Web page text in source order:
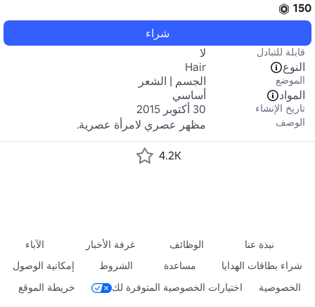
150
شراء
قابلة للتبادل
لا
النوع
Hair
الموضع
الجسم | الشعر
المواد
أساسي
تاريخ الإنشاء 30 أكتوبر 2015
الوصف مظهر عصري لامرأة عصرية.
4.2K
نبذة عنا الوظائف غرفة الأخبار
الآباء
شراء بطاقات الهدايا
مساعدة الشروط
إمكانية الوصول
الخصوصية
اختيارات الخصوصية المتوفرة لك خريطة الموقع